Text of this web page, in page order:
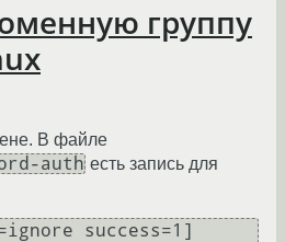
группу
В файле
auth есть запись для
success=1]